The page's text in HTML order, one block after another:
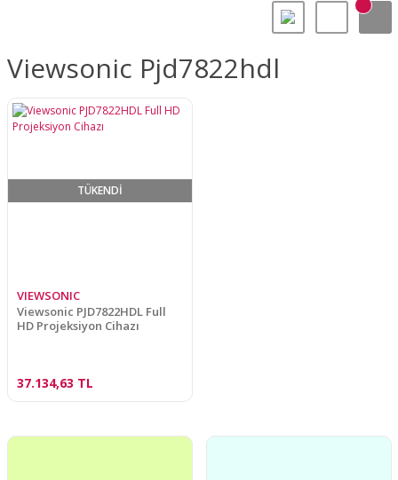
Viewsonic Pjd7822hdl
TÜKENDİ
VIEWSONIC
Viewsonic PJD7822HDL Full
HD Projeksiyon Cihazı
37.134,63 TL